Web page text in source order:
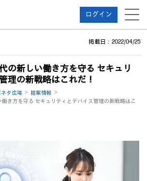
ログイン
掲載日：2022/04/25
の新しい働き方を守る セキュリ
理の新戦略はこれだ！
タ広場
提案情報
き方を守る セキュリティとデバイス管理の新戦略はこ